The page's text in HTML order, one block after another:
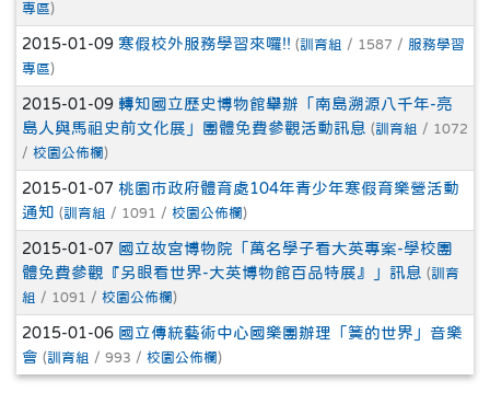
專區)
2015-01-09 寒假校外服務學習來囉!! (訓育組 / 1587 / 服務學習
專區)
2015-01-09 轉知國立歷史博物館舉辦「南島溯源八千年-亮
島人與馬祖史前文化展」團體免費參觀活動訊息 (訓育組 / 1072
/ 校園公佈欄 )
2015-01-07 桃園市政府體育處104年青少年寒假育樂營活動
通知 (訓育組 / 1091 / 校園公佈欄 )
2015-01-07 國立故宮博物院「萬名學子看大英專案-學校團
體免費參觀『另眼看世界-大英博物館百品特展』」訊息 (訓育
組 / 1091 / 校園公佈欄 )
2015-01-06 國立傳統藝術中心國樂團辦理「簧的世界」音樂
會 (訓育組 / 993 / 校園公佈欄 )